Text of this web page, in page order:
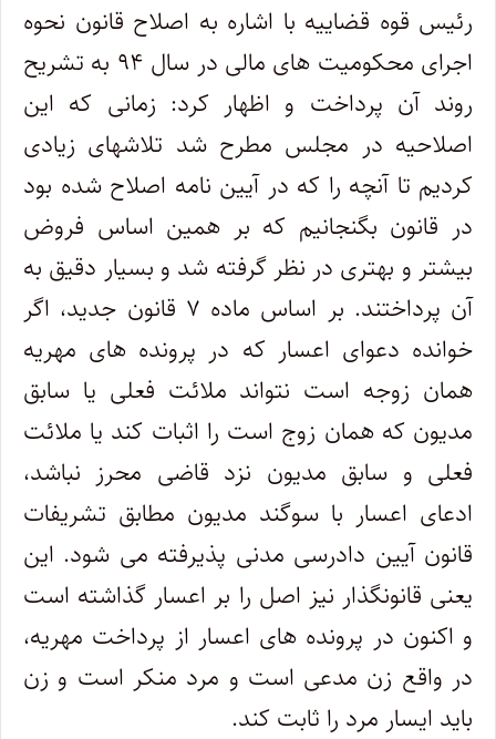
رئیس قوه قضاییه با اشاره به اصلاح قانون نحوه
اجرای محکومیت های مالی در سال ۹۴ به تشریح
روند آن پرداخت و اظهار کرد: زمانی که این
اصلاحیه در مجلس مطرح شد تلاشهای زیادی
کردیم تا آنچه را که در آیین نامه اصلاح شده بود
در قانون بگنجانیم که بر همین اساس فروض
بیشتر و بهتری در نظر گرفته شد و بسیار دقیق به
آن پرداختند. بر اساس ماده ۷ قانون جدید، اگر
خوانده دعوای اعسار که در پرونده های مهریه
همان زوجه است نتواند ملائت فعلی یا سابق
مدیون که همان زوج است را اثبات کند یا ملائت
فعلی و سابق مدیون نزد قاضی محرز نباشد،
ادعای اعسار با سوگند مدیون مطابق تشریفات
قانون آیین دادرسی مدنی پذیرفته می شود. این
یعنی قانونگذار نیز اصل را بر اعسار گذاشته است
و اکنون در پرونده های اعسار از پرداخت مهریه،
در واقع زن مدعی است و مرد منکر است و زن
باید ایسار مرد را ثابت کند.